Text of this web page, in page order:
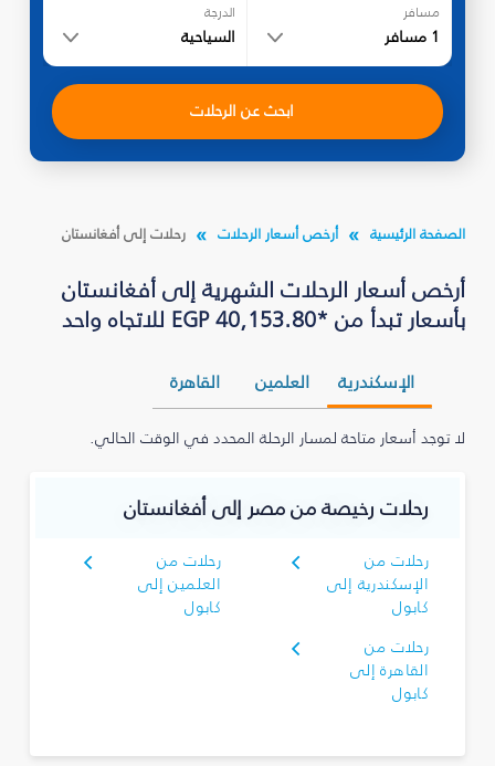
مسافر
1 مسافر
الدرجة
السياحية
ابحث عن الرحلات
الصفحة الرئيسية أرخص أسعار الرحلات رحلات إلى أفغانستان
أرخص أسعار الرحلات الشهرية إلى أفغانستان
بأسعار تبدأ من *EGP 40,153.80 للاتجاه واحد
الإسكندرية العلمين القاهرة
لا توجد أسعار متاحة لمسار الرحلة المحدد في الوقت الحالي.
رحلات رخيصة من مصر إلى أفغانستان
رحلات من
الإسكندرية إلى
كابول
رحلات من
العلمين إلى
كابول
رحلات من
القاهرة إلى
كابول